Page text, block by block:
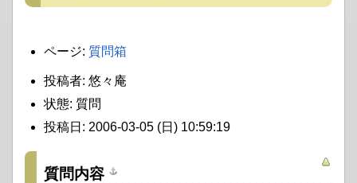
ページ: 質問箱
投稿者: 悠々庵
状態: 質問
投稿日: 2006-03-05 (日) 10:59:19
質問内容